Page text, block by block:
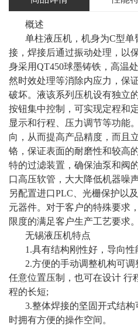
概述
单柱液压机，机身为C型
接，焊接后通过振动处理，以
身采用QT450球墨铸铁，高温
然时效处理等消除内应力，保
破坏。液该系列压机设有独立
按钮集中控制，可实现定程和
显示和行程、压力调节等功能
向，从而提高产品精度，而且
铬，保证表面的耐磨性和较高
特的过滤装置，确保油泵和阀
口高压软管，大大降低机器噪
另配置进口PLC、光栅保护以
元器件。对于客户的特殊要求
限度的满足客户生产工艺要求。
无锡液压机特点
1.具有结构刚性好，导向性
2.方便的手动调整机构可
任意位置压制，也可在设计 行
程的长短;
3.整体焊接的坚固开式结
时拥有方便的操作空间。